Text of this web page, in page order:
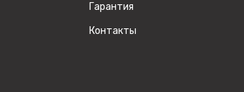
Гарантия
Контакты